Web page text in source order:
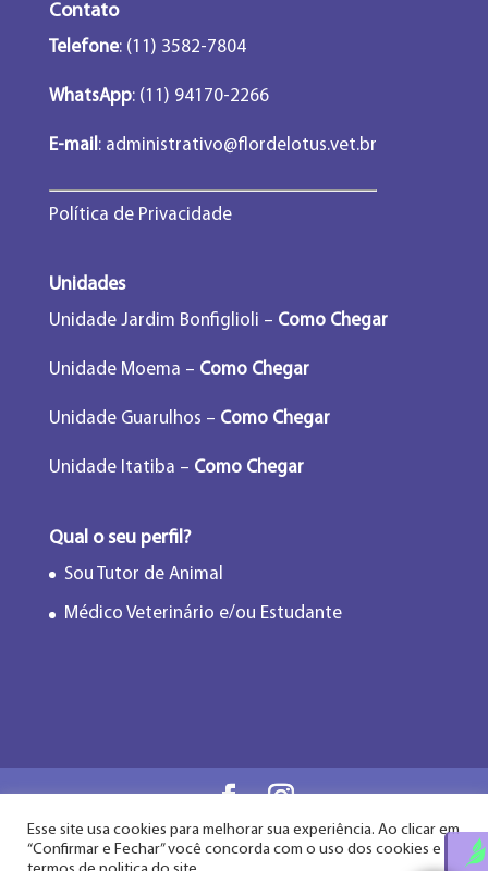
Contato
Telefone: (11) 3582-7804
WhatsApp: (11) 94170-2266
E-mail :administrativo@flordelotus.vet.br
Política de Privacidade
Unidades
Unidade Jardim Bonfiglioli – Como Chegar
Unidade Moema – Como Chegar
Unidade Guarulhos – Como Chegar
Unidade Itatiba – Como Chegar
Qual o seu perfil?
Sou Tutor de Animal
Médico Veterinário e/ou Estudante
Flor de Lótus Acupuntura Veterinária® - Desde
Esse site usa cookies para melhorar sua experiência. Ao clicar em
“Confirmar e Fechar” você concorda com o uso dos cookies e